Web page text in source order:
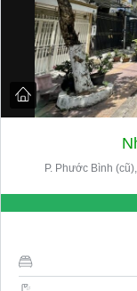
P. Phước Bình